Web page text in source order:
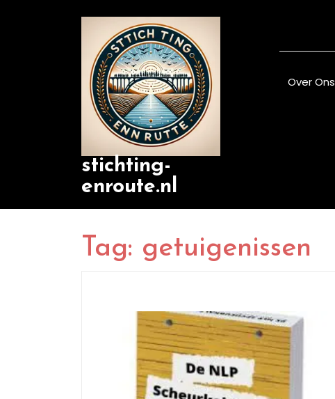
stichting-
enroute.nl
Over Ons
Tag: getuigenissen